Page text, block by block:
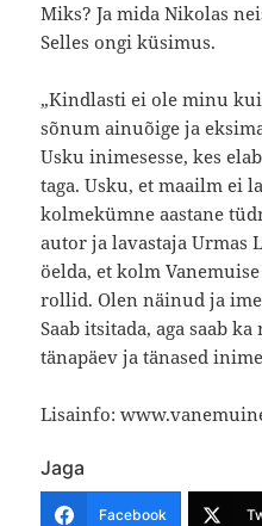
Miks? Ja mida Nikolas
Selles ongi küsimus.
„Kindlasti ei ole minu
sõnum ainuõige ja
Usku inimesesse, kes
taga. Usku, et maailm ei
kolmekümne aastane
autor ja lavastaja Urmas
öelda, et kolm
rollid. Olen näinud ja
Saab itsitada, aga saab
tänapäev ja tänased
Lisainfo:
Jaga
Facebook